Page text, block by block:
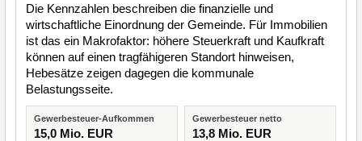
Die Kennzahlen beschreiben die finanzielle und
wirtschaftliche Einordnung der Gemeinde. Für Immobilien
ist das ein Makrofaktor: höhere Steuerkraft und Kaufkraft
können auf einen tragfähigeren Standort hinweisen,
Hebesätze zeigen dagegen die kommunale
Belastungsseite.
Gewerbesteuer-Aufkommen
15,0 Mio. EUR
Gewerbesteuer netto
13,8 Mio. EUR